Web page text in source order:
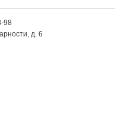
98
д. 6